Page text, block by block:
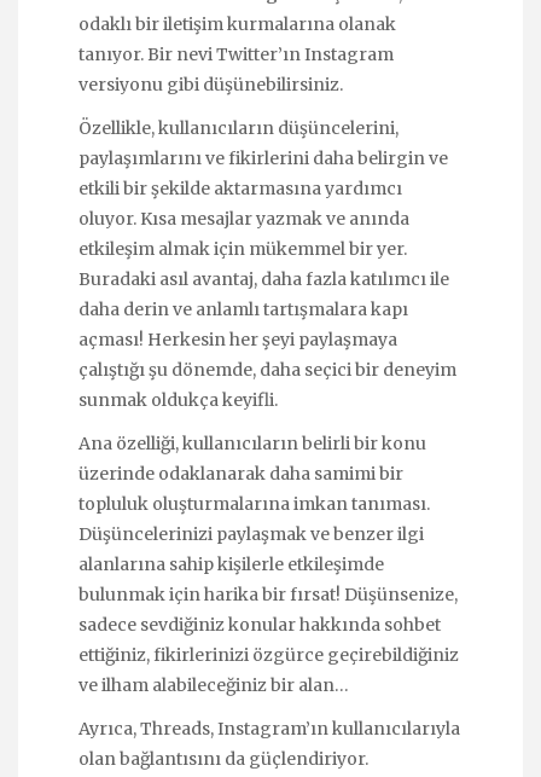
odaklı bir iletişim kurmalarına olanak
tanıyor. Bir nevi Twitter’ın Instagram
versiyonu gibi düşünebilirsiniz.
Özellikle, kullanıcıların düşüncelerini,
paylaşımlarını ve fikirlerini daha belirgin ve
etkili bir şekilde aktarmasına yardımcı
oluyor. Kısa mesajlar yazmak ve anında
etkileşim almak için mükemmel bir yer.
Buradaki asıl avantaj, daha fazla katılımcı ile
daha derin ve anlamlı tartışmalara kapı
açması! Herkesin her şeyi paylaşmaya
çalıştığı şu dönemde, daha seçici bir deneyim
sunmak oldukça keyifli.
Ana özelliği, kullanıcıların belirli bir konu
üzerinde odaklanarak daha samimi bir
topluluk oluşturmalarına imkan tanıması.
Düşüncelerinizi paylaşmak ve benzer ilgi
alanlarına sahip kişilerle etkileşimde
bulunmak için harika bir fırsat! Düşünsenize,
sadece sevdiğiniz konular hakkında sohbet
ettiğiniz, fikirlerinizi özgürce geçirebildiğiniz
ve ilham alabileceğiniz bir alan…
Ayrıca, Threads, Instagram’ın kullanıcılarıyla
olan bağlantısını da güçlendiriyor.